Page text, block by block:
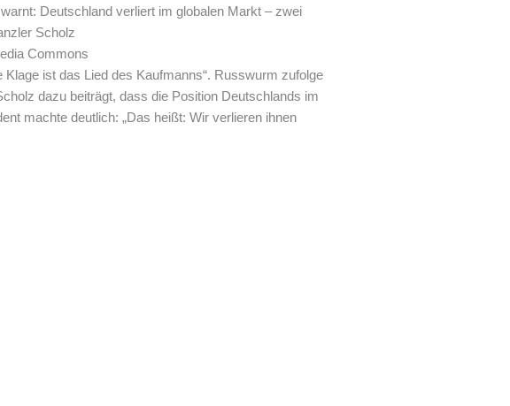
Deutschland verliert im globalen Markt – zwei
Scholz
Commons
ist das Lied des Kaufmanns“. Russwurm zufolge
dazu beiträgt, dass die Position Deutschlands im
machte deutlich: „Das heißt: Wir verlieren ihnen